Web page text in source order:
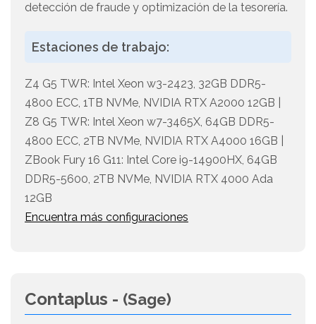
detección de fraude y optimización de la tesorería.
Estaciones de trabajo:
Z4 G5 TWR: Intel Xeon w3-2423, 32GB DDR5-
4800 ECC, 1TB NVMe, NVIDIA RTX A2000 12GB |
Z8 G5 TWR: Intel Xeon w7-3465X, 64GB DDR5-
4800 ECC, 2TB NVMe, NVIDIA RTX A4000 16GB |
ZBook Fury 16 G11: Intel Core i9-14900HX, 64GB
DDR5-5600, 2TB NVMe, NVIDIA RTX 4000 Ada
12GB
Encuentra más configuraciones
Contaplus - (Sage)